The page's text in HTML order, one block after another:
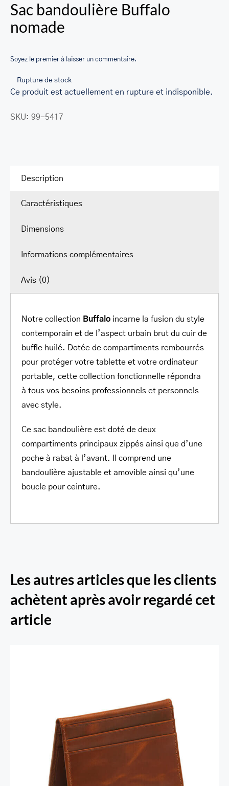
LEATHER TOILETRY BAG COLLECTION
LEATHER PASSPORT HOLDER COLLECTION
LEATHER KEY CASE
LEATHER PRODUCTS ON SALE
Sac bandoulière Buffalo
nomade
Soyez le premier à laisser un commentaire.
Rupture de stock
Ce produit est actuellement en rupture et indisponible.
SKU: 99-5417
Description
Caractéristiques
Dimensions
Informations complémentaires
Avis (0)
Notre collection Buffalo incarne la fusion du style
contemporain et de l’aspect urbain brut du cuir de
buffle huilé. Dotée de compartiments rembourrés
pour protéger votre tablette et votre ordinateur
portable, cette collection fonctionnelle répondra
à tous vos besoins professionnels et personnels
avec style.
Ce sac bandoulière est doté de deux
compartiments principaux zippés ainsi que d’une
poche à rabat à l’avant. Il comprend une
bandoulière ajustable et amovible ainsi qu’une
boucle pour ceinture.
Les autres articles que les clients
achètent après avoir regardé cet
article
Porte-cartes RFID Secure